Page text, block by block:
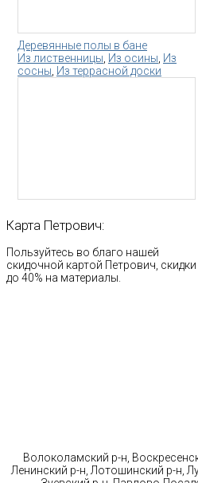
Деревянные полы в бане
Из лиственницы, Из осины, Из
сосны, Из террасной доски
Карта Петрович:
Пользуйтесь во благо нашей
скидочной картой Петрович, скидки
до 40% на материалы.
Волоколамский р-н,
Ленинский р-н, Лотошинский р-н,